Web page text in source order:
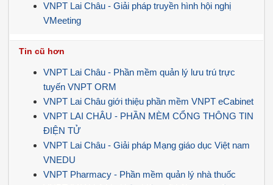
VNPT Lai Châu - Giải pháp truyền hình hội nghị
VMeeting
Tin cũ hơn
VNPT Lai Châu - Phần mềm quản lý lưu trú trực
tuyến VNPT ORM
VNPT Lai Châu giới thiệu phần mềm VNPT eCabinet
VNPT LAI CHÂU - PHẦN MÈM CỔNG THÔNG TIN
ĐIỆN TỬ
VNPT Lai Châu - Giải pháp Mạng giáo dục Việt nam
VNEDU
VNPT Pharmacy - Phần mềm quản lý nhà thuốc